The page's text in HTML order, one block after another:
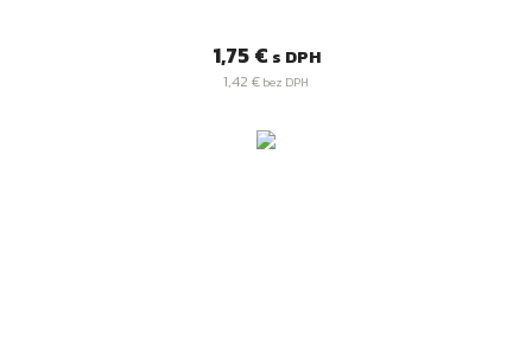
Cena
1,75 € s DPH
1,42 € bez DPH